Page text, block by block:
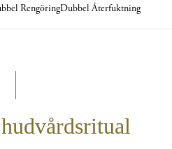
RengöringDubbel Återfuktning